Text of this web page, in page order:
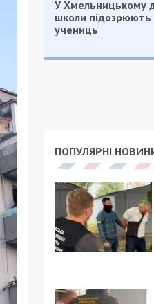
У Хмельницькому
школи підозрюють
учениць
ПОПУЛЯРНІ